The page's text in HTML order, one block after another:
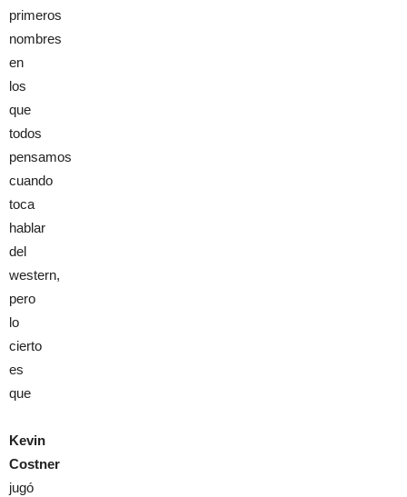
primeros
nombres
en
los
que
todos
pensamos
cuando
toca
hablar
del
western,
pero
lo
cierto
es
que
Kevin
Costner
jugó